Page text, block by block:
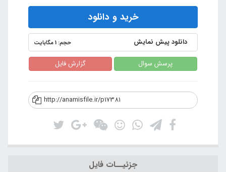
خرید و دانلود
دانلود پیش نمایش حجم: 1 مگابایت
پرسش سوال گزارش فایل
http://anamisfile.ir/p17381
جزئیــات فایل